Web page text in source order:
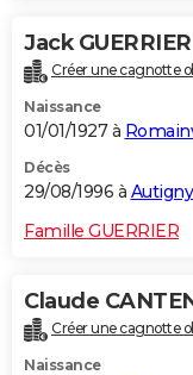
Jack GUERRIER
Créer une cagnotte
Naissance
01/01/1927 à
Décès
29/08/1996 à
Famille GUERRIER
Claude
Créer une cagnotte
Naissance